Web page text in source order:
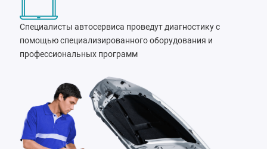
Специалисты автосервиса проведут диагностику с
помощью специализированного оборудования и
профессиональных программ